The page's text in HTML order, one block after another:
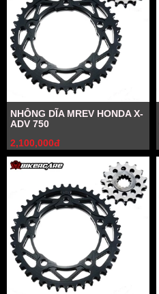
NHÔNG DĨA MREV HONDA X-
ADV 750
2,100,000đ